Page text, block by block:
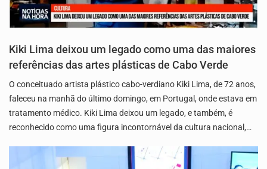
Kiki Lima deixou um legado como uma das maiores
referências das artes plásticas de Cabo Verde
O conceituado artista plástico cabo-verdiano Kiki Lima, de 72 anos,
faleceu na manhã do último domingo, em Portugal, onde estava em
tratamento médico. Kiki Lima deixou um legado, e também, é
reconhecido como uma figura incontornável da cultura nacional,…